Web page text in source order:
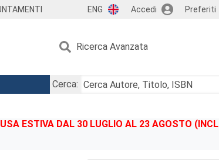
ENG Accedi Preferiti
Ricerca Avanzata
Cerca:
ESTIVA DAL 30 LUGLIO AL 23 AGOSTO